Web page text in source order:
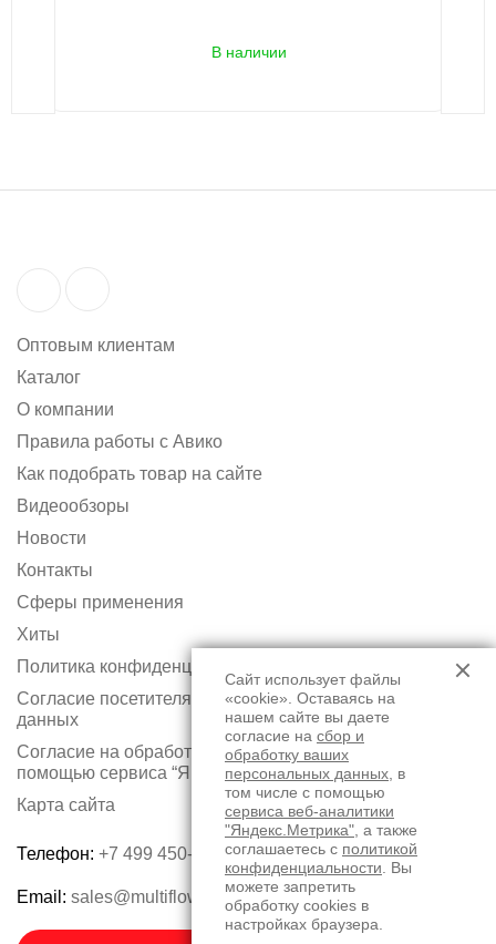
В наличии
Оптовым клиентам
Каталог
О компании
Правила работы с Авико
Как подобрать товар на сайте
Видеообзоры
Новости
Контакты
Сферы применения
Хиты
Политика конфиденциальности
Согласие посетителя сайта на обработку персональных
данных
Согласие на обработку персональных данных с
помощью сервиса “Яндекс.Метрика”
Карта сайта
Телефон: +7 499 450-75-50
Email: sales@multiflow.ru
Сайт использует файлы
«cookie». Оставаясь на
нашем сайте вы даете
согласие на сбор и
обработку ваших
персональных данных , в
том числе с помощью
сервиса веб-аналитики
"Яндекс.Метрика" , а также
соглашаетесь с политикой
конфиденциальности . Вы
можете запретить
обработку cookies в
настройках браузера.